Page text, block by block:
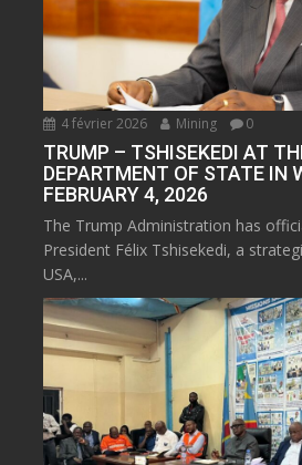
4 février 2026 Mining 0
TRUMP – TSHISEKEDI AT
DEPARTMENT OF STATE IN
FEBRUARY 4, 2026
The Trump Administration has
President Félix Tshisekedi, a
USA,...